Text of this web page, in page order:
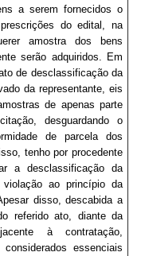
a serem fornecidos o
do edital, na
amostra dos bens
serão adquiridos. Em
de desclassificação da
da representante, eis
de apenas parte
desguardando o
de parcela dos
tenho por procedente
a desclassificação da
ao princípio da
disso, descabida a
referido ato, diante da
à contratação,
essenciais